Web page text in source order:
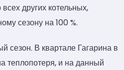
других котельных,
сезону на 100 %.
сезон. В квартале Гагарина в
теплопотеря, и на данный